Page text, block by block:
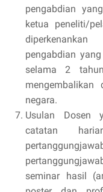
pengabdian
ketua peneliti/
pengabdian
selama 2
negara.
Usulan Dosen
catatan
seminar hasil